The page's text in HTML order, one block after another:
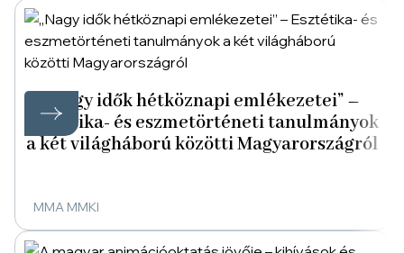
„Nagy idők hétköznapi emlékezetei” –
Esztétika- és eszmetörténeti tanulmányok
a két világháború közötti Magyarországról
MMA MMKI